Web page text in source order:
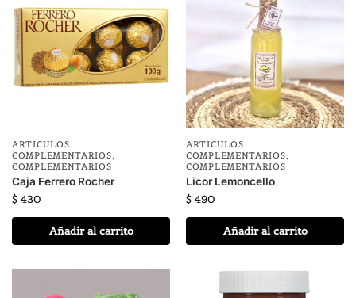
ARTICULOS
COMPLEMENTARIOS
COMPLEMENTARIOS
Caja Ferrero Rocher
$ 430
Añadir al carrito
ARTICULOS
COMPLEMENTARIOS
COMPLEMENTARIOS
Licor Lemoncello
$ 490
Añadir al carrito